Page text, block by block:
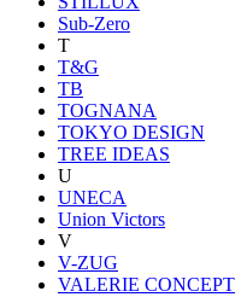
Sub-Zero
T
T&G
TB
TOGNANA
TOKYO DESIGN
TREE IDEAS
U
UNECA
Union Victors
V
V-ZUG
VALERIE CONCEPT